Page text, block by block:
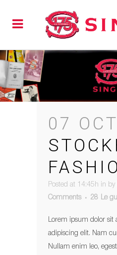
07 OCT
Posted at 14:45h in by
Comments
28 Le
Lorem ipsum dolor sit
adipiscing elit. Nam
Nullam enim leo,